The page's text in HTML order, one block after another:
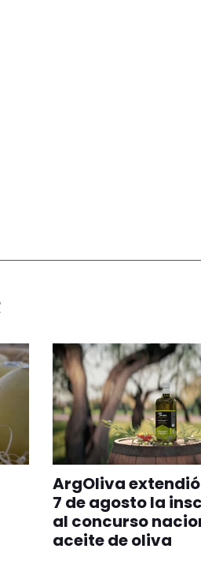
ArgOliva
7 de agosto la
al concurso
aceite de oliva